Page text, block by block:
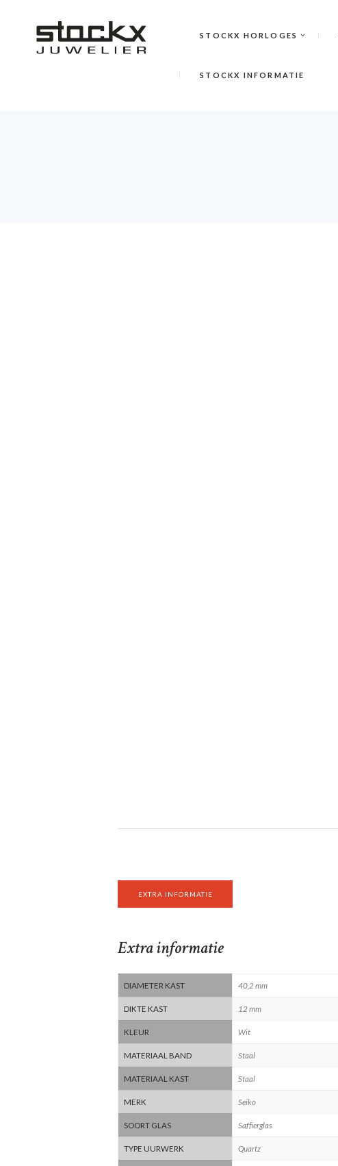
STOCKX HORLOGES
STOCKX INFORMATIE
EXTRA INFORMATIE
Extra informatie
DIAMETER KAST 40,2 mm
DIKTE KAST 12 mm
KLEUR Wit
MATERIAAL BAND Staal
MATERIAAL KAST Staal
MERK Seiko
SOORT GLAS Saffierglas
TYPE UURWERK Quartz